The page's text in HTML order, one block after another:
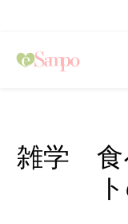
雑学 食